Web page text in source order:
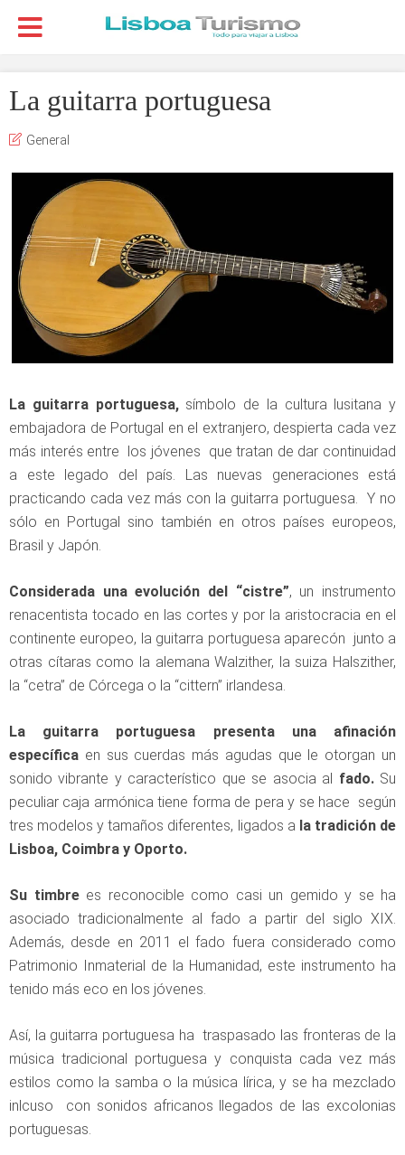
La guitarra portuguesa
General
La guitarra portuguesa,símbolo de la cultura lusitana y
embajadora de Portugal en el extranjero, despierta cada vez
más interés entre los jóvenes que tratan de dar continuidad
a este legado del país. Las nuevas generaciones está
practicando cada vez más con la guitarra portuguesa. Y no
sólo en Portugal sino también en otros países europeos,
Brasil y Japón.
Considerada una evolución del “cistre”, un instrumento
renacentista tocado en las cortes y por la aristocracia en el
continente europeo, la guitarra portuguesa aparecón junto a
otras cítaras como la alemana Walzither, la suiza Halszither,
la “cetra” de Córcega o la “cittern” irlandesa.
La guitarra portuguesa presenta una afinación
específica en sus cuerdas más agudas que le otorgan un
sonido vibrante y característico que se asocia al fado. Su
peculiar caja armónica tiene forma de pera y se hace según
tres modelos y tamaños diferentes, ligados a la tradición de
Lisboa, Coimbra y Oporto.
Su timbrees reconocible como casi un gemido y se ha
asociado tradicionalmente al fado a partir del siglo XIX.
Además, desde en 2011 el fado fuera considerado como
Patrimonio Inmaterial de la Humanidad, este instrumento ha
tenido más eco en los jóvenes.
Así, la guitarra portuguesa ha traspasado las fronteras de la
música tradicional portuguesa y conquista cada vez más
estilos como la samba o la música lírica, y se ha mezclado
inlcuso con sonidos africanos llegados de las excolonias
portuguesas.